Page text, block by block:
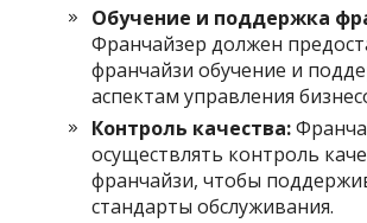
Обучение и поддержка
Франчайзер должен
франчайзи обучение и
аспектам управления
Контроль качества:
осуществлять контроль
франчайзи, чтобы
стандарты обслуживания.